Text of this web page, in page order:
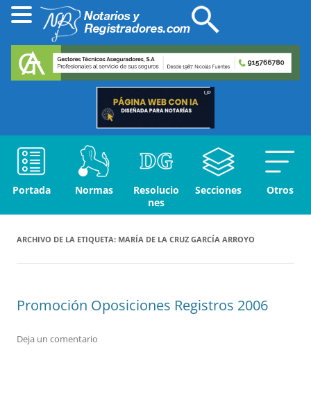
Portada Normas
Resolucio
nes
Secciones Otros
ARCHIVO DE LA ETIQUETA: MARÍA DE LA CRUZ GARCÍA ARROYO
Promoción Oposiciones Registros 2006
Deja un comentario